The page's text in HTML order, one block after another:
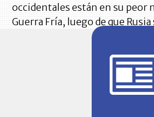
occidentales están en su peor
Guerra Fría, luego de que